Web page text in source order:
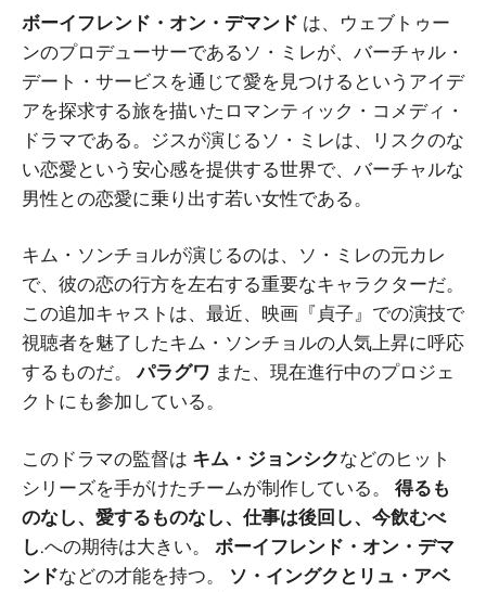
ボーイフレンド・オン・デマンド は、ウェブトゥー
ンのプロデューサーであるソ・ミレが、バーチャル・
デート・サービスを通じて愛を見つけるというアイデ
アを探求する旅を描いたロマンティック・コメディ・
ドラマである。ジスが演じるソ・ミレは、リスクのな
い恋愛という安心感を提供する世界で、バーチャルな
男性との恋愛に乗り出す若い女性である。
キム・ソンチョルが演じるのは、ソ・ミレの元カレ
で、彼の恋の行方を左右する重要なキャラクターだ。
この追加キャストは、最近、映画『貞子』での演技で
視聴者を魅了したキム・ソンチョルの人気上昇に呼応
するものだ。パラグワ また、現在進行中のプロジェ
クトにも参加している。
このドラマの監督は キム・ジョンシクなどのヒット
シリーズを手がけたチームが制作している。 得るも
のなし、愛するものなし、仕事は後回し、今飲むべ
し.への期待は大きい。 ボーイフレンド・オン・デマ
ンドなどの才能を持つ。
ソ・イングクとリュ・アベ